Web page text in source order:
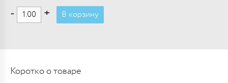
- + В корзину
Коротко о товаре